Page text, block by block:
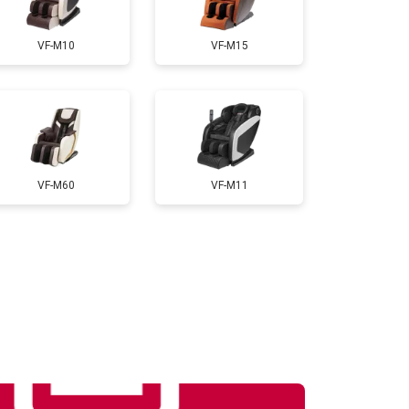
3200 ₽ Заказать
4400 ₽ Заказать
6200 ₽ Заказать
5800 ₽ Заказать
VF-M10 VF-M15
VF-M60 VF-M11